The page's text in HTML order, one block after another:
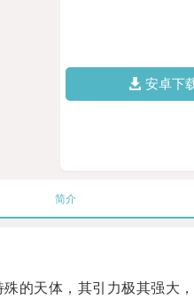
安卓下
简介
天体，其引力极其强大，